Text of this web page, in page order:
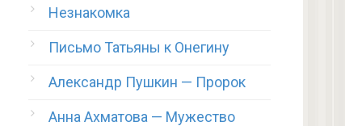
Незнакомка
Письмо Татьяны к Онегину
Александр Пушкин — Пророк
Анна Ахматова — Мужество